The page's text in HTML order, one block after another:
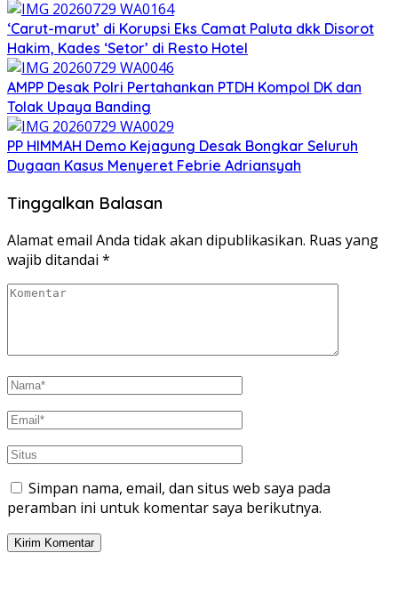
‘Carut-marut’ di Korupsi Eks Camat Paluta dkk Disorot
Hakim, Kades ‘Setor’ di Resto Hotel
AMPP Desak Polri Pertahankan PTDH Kompol DK dan
Tolak Upaya Banding
PP HIMMAH Demo Kejagung Desak Bongkar Seluruh
Dugaan Kasus Menyeret Febrie Adriansyah
Tinggalkan Balasan
Alamat email Anda tidak akan dipublikasikan. Ruas yang
wajib ditandai *
Simpan nama, email, dan situs web saya pada
peramban ini untuk komentar saya berikutnya.